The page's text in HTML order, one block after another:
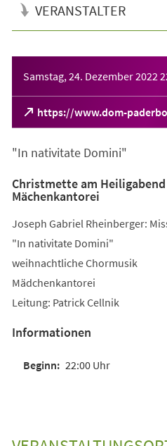
VERANSTALTER
Samstag, 24. Dezember 2022
https://www.dom-
(Öffnet
in
neuen
"In nativitate Domini"
Christmette am
Mächenkantorei
Joseph Gabriel Rheinberger:
"In nativitate Domini"
weihnachtliche Chormusik
Mädchenkantorei
Leitung: Patrick Cellnik
Informationen
22:00 Uhr